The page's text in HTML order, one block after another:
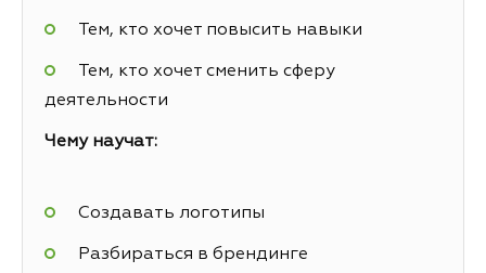
Тем, кто хочет повысить навыки
Тем, кто хочет сменить сферу
деятельности
Чему научат:
Создавать логотипы
Разбираться в брендинге